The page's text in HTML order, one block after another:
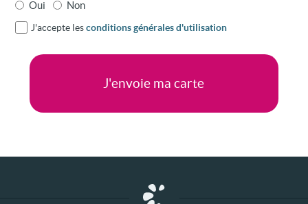
Oui Non
J'accepte lesconditions générales d'utilisation